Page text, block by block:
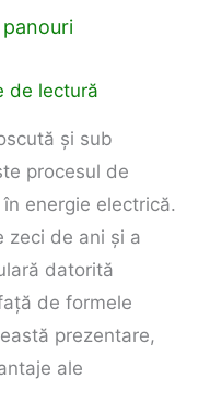
de lectură
și sub
procesul de
energie electrică.
zeci de ani și a
datorită
de formele
prezentare,
ale